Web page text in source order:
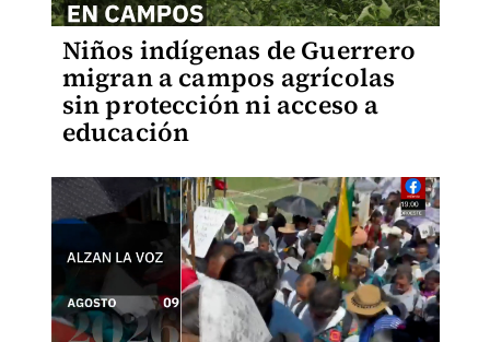
Niños indígenas de Guerrero
migran a campos agrícolas
sin protección ni acceso a
educación